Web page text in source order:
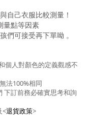
自己衣服比較測量！
量點等因素
們可接受再下單呦 。
個人對顏色的定義觀感不
法100%相同
下訂前務必確實思考和詢
<退貨政策>